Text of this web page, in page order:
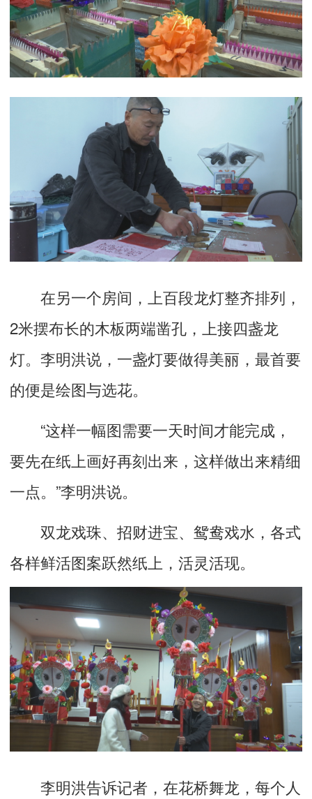
在另一个房间，上百段龙灯整齐排列，
2米摆布长的木板两端凿孔，上接四盏龙
灯。李明洪说，一盏灯要做得美丽，最首要
的便是绘图与选花。
“这样一幅图需要一天时间才能完成，
要先在纸上画好再刻出来，这样做出来精细
一点。”李明洪说。
双龙戏珠、招财进宝、鸳鸯戏水，各式
各样鲜活图案跃然纸上，活灵活现。
李明洪告诉记者，在花桥舞龙，每个人